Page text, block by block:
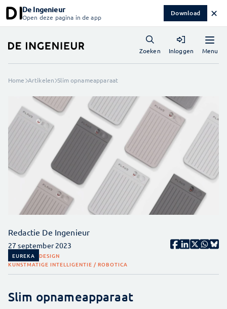
De Ingenieur
Open deze pagina in de app Download ✕
Menu
Zoeken Inloggen
Home Artikelen Slim opnameapparaat
Redactie De Ingenieur
27 september 2023
EUREKA DESIGN
KUNSTMATIGE INTELLIGENTIE / ROBOTICA
Slim opnameapparaat